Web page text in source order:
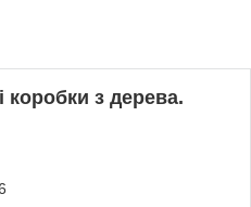
коробки з дерева.